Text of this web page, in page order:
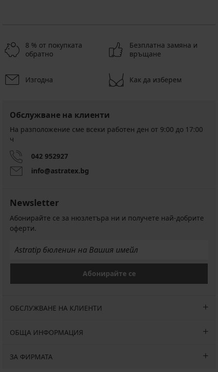
8 % от покупката
обратно
Безплатна замяна и
връщане
Изгодна Как да изберем
Обслужване на клиенти
На разположение сме всеки работен ден от 9:00 до 17:00
ч
042 952927
info@astratex.bg
Newsletter
Абонирайте се за нюзлетъра ни и получете най-добрите
оферти.
Абонирайте се
ОБСЛУЖВАНЕ НА КЛИЕНТИ
ОБЩА ИНФОРМАЦИЯ
ЗА ФИРМАТА